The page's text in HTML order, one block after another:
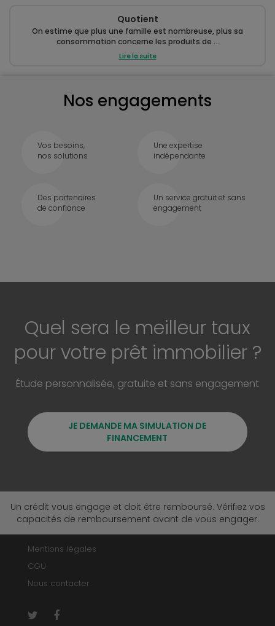
Quotient
On estime que plus une famille est nombreuse, plus sa
consommation concerne les produits de ...
Lire la suite
Nos engagements
Vos besoins,
nos solutions
Une expertise
indépendante
Des partenaires
de confiance
Un service gratuit et sans
engagement
Quel sera le meilleur taux
pour votre prêt immobilier ?
Étude personnalisée, gratuite et sans engagement
JE DEMANDE MA SIMULATION DE
FINANCEMENT
Un crédit vous engage et doit être remboursé. Vérifiez vos
capacités de remboursement avant de vous engager.
Mentions légales
CGU
Nous contacter